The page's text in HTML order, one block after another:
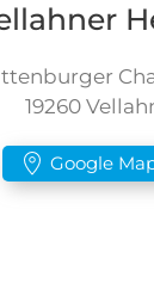
19260
Google